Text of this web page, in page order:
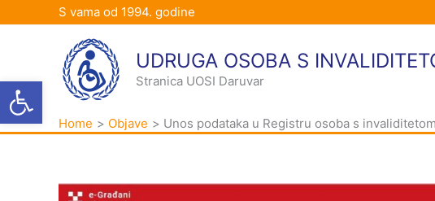
Open toolbar
to
S vama od 1994. godine
UDRUGA OSOBA S
Stranica UOSI Daruvar
Home Objave Unos podataka u Registru osoba s invaliditetom